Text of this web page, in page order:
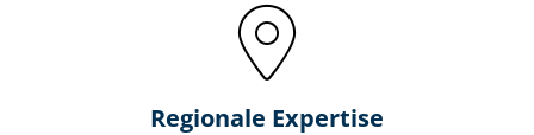
Regionale Expertise